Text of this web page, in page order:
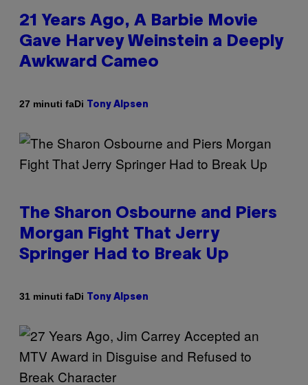
21 Years Ago, A Barbie Movie
Gave Harvey Weinstein a Deeply
Awkward Cameo
27 minuti faDi Tony Alpsen
The Sharon Osbourne and Piers
Morgan Fight That Jerry
Springer Had to Break Up
31 minuti faDi Tony Alpsen